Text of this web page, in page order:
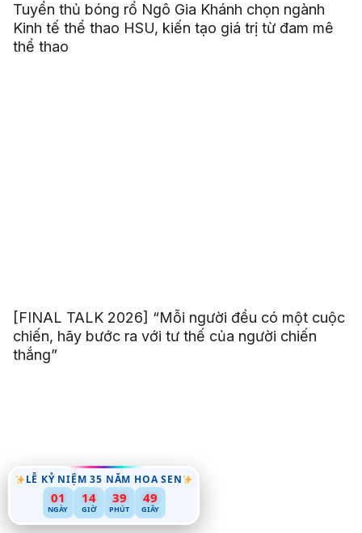
LỄ KỶ NIỆM 35 NĂM HOA SEN
01
NGÀY
14
GIỜ
39
PHÚT
47
GIÂY
Tuyển thủ bóng rổ Ngô Gia Khánh chọn ngành
Kinh tế thể thao HSU, kiến tạo giá trị từ đam mê
thể thao
[FINAL TALK 2026] “Mỗi người đều có một cuộc
chiến, hãy bước ra với tư thế của người chiến
thắng”